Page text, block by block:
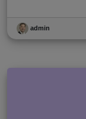
admin